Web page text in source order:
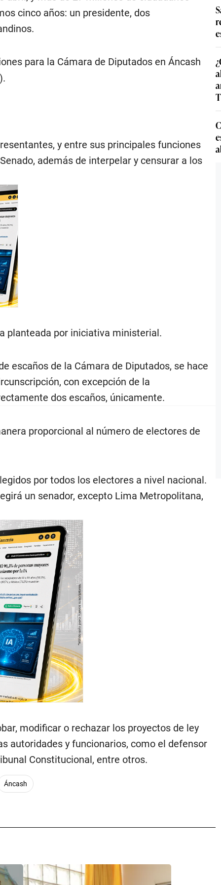
cinco años: un presidente, dos
para la Cámara de Diputados en Áncash
y entre sus principales funciones
además de interpelar y censurar a los
planteada por iniciativa ministerial.
escaños de la Cámara de Diputados, se hace
con excepción de la
dos escaños, únicamente.
proporcional al número de electores de
por todos los electores a nivel nacional.
un senador, excepto Lima Metropolitana,
modificar o rechazar los proyectos de ley
autoridades y funcionarios, como el defensor
Constitucional, entre otros.
Áncash